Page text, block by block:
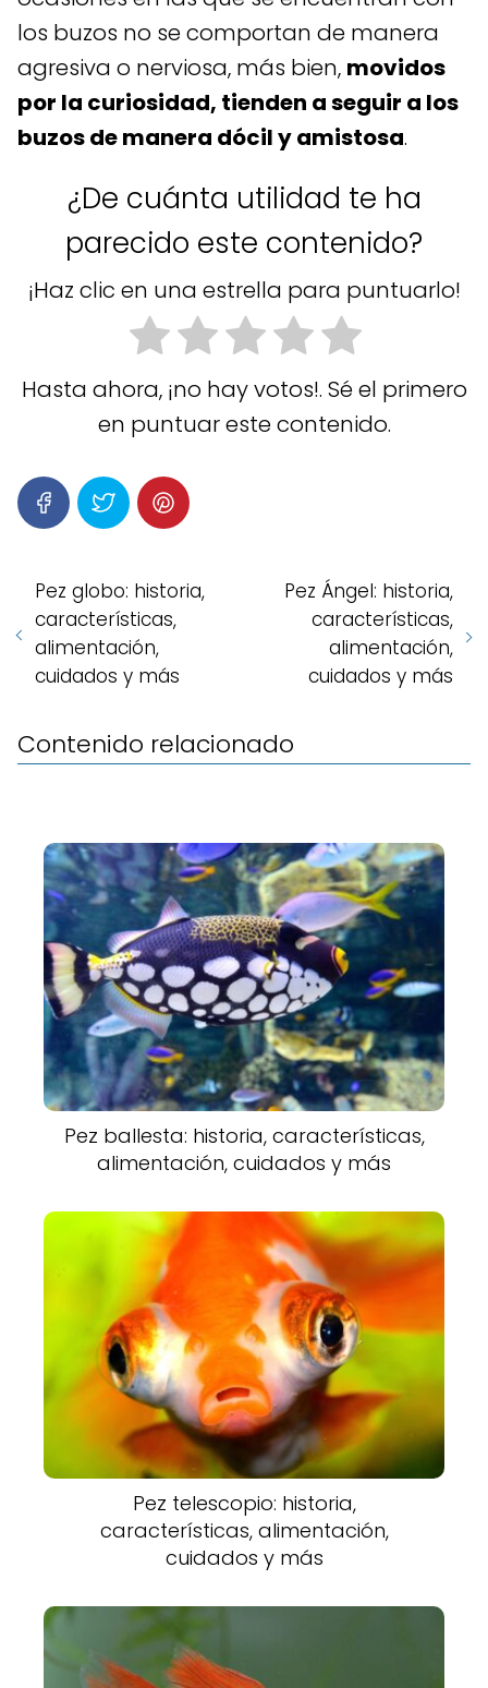
los buzos no se comportan de manera
agresiva o nerviosa, más bien, movidos
por la curiosidad, tienden a seguir a los
buzos de manera dócil y amistosa.
¿De cuánta utilidad te ha
parecido este contenido?
¡Haz clic en una estrella para puntuarlo!
Hasta ahora, ¡no hay votos!. Sé el primero
en puntuar este contenido.
Pez globo: historia,
características,
alimentación,
cuidados y más
Pez Ángel: historia,
características,
alimentación,
cuidados y más
Contenido relacionado
Pez ballesta: historia, características,
alimentación, cuidados y más
Pez telescopio: historia,
características, alimentación,
cuidados y más